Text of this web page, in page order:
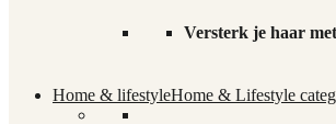
Versterk je haar
Home & lifestyleHome & Lifestyle